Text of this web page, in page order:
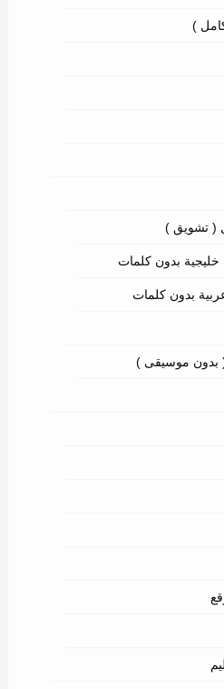
)
( تشويق )
بدون كلمات
بدون كلمات
بدون موسيقى )